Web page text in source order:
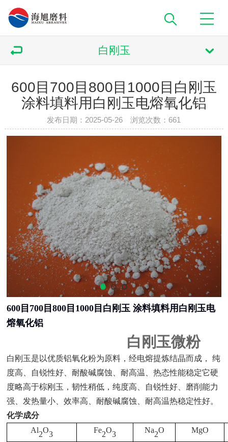
白刚玉
600目700目800目1000目白刚玉
涂料填料用白刚玉电熔氧化铝
发布日期：2025-05-26 浏览次数： 661
600目700目800目1000目白刚玉 涂料填料用白刚玉电
熔氧化铝
白刚玉微粉
白刚玉是以优质铝氧化粉为原料，经电熔提炼结晶而成，
纯
度高、自锐性好、耐酸碱腐蚀、耐高温、热态性能稳定它硬
度略高于棕刚玉，韧性稍低，纯度高、自锐性好、磨削能力
强、发热量小、效率高、耐酸碱腐蚀、耐高温热稳定性好。
化学成分
Al2O3 Fe2O3 Na2O MgO